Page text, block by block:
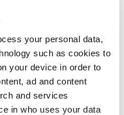
your personal data,
such as cookies to
your device in order to
ad and content
and services
in who uses your data
industrije ka
oružja